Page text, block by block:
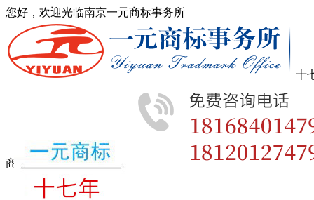
您好，欢迎光临南京一元商标事务所
十
商标注册经验
首页